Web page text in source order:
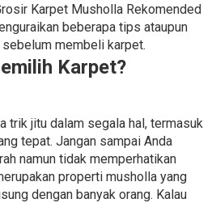
Karpet Musholla Rekomended
beberapa tips ataupun
membeli karpet.
Karpet?
trik jitu dalam segala hal, termasuk
tepat. Jangan sampai Anda
namun tidak memperhatikan
properti musholla yang
dengan banyak orang. Kalau